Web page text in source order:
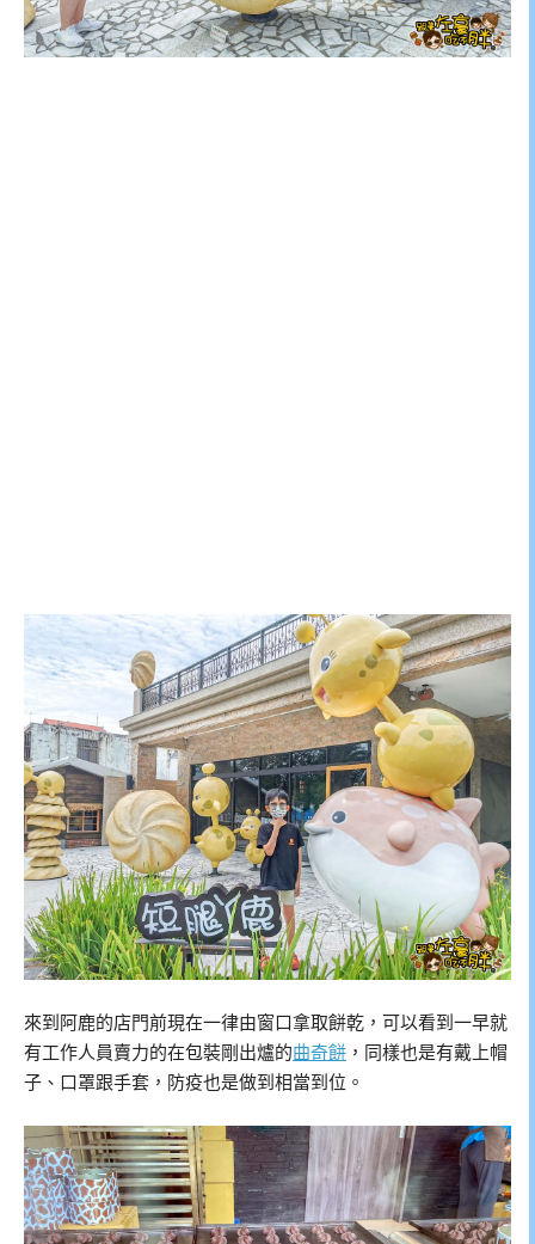
來到阿鹿的店門前現在一律由窗口拿取餅乾，可以看到一早就
有工作人員賣力的在包裝剛出爐的曲奇餅 ，同樣也是有戴上帽
子、口罩跟手套，防疫也是做到相當到位。